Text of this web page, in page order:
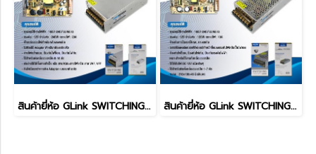
สินค้ายี่ห้อ GLink SWITCHING POWER SUPPLY รุ่น GIPS-004 สินค้ายี่ห้อ GLink SWITCHING POWER SUPPLY รุ่น GIPS-003